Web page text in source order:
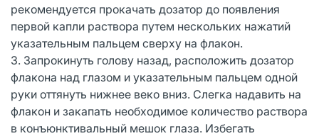
рекомендуется прокачать дозатор до появления
первой капли раствора путем нескольких нажатий
указательным пальцем сверху на флакон.
3. Запрокинуть голову назад, расположить дозатор
флакона над глазом и указательным пальцем одной
руки оттянуть нижнее веко вниз. Слегка надавить на
флакон и закапать необходимое количество раствора
в конъюнктивальный мешок глаза. Избегать